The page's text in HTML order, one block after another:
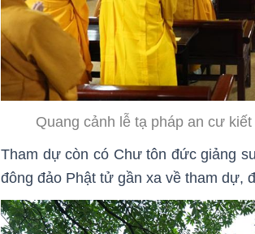
Quang cảnh lễ tạ pháp an cư
Tham dự còn có Chư tôn đức giảng
đông đảo Phật tử gần xa về tham dự,